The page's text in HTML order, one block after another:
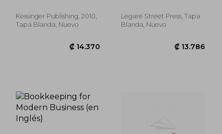
Kessinger Publishing, 2010,
Tapa Blanda, Nuevo
Legare Street Press, Tapa
Blanda, Nuevo